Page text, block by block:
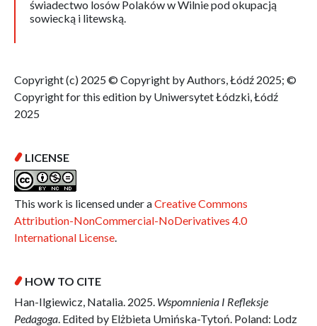
świadectwo losów Polaków w Wilnie pod okupacją
sowiecką i litewską.
Copyright (c) 2025 © Copyright by Authors, Łódź 2025; ©
Copyright for this edition by Uniwersytet Łódzki, Łódź
2025
LICENSE
This work is licensed under aCreative Commons
Attribution-NonCommercial-NoDerivatives 4.0
International License.
HOW TO CITE
Han-Ilgiewicz, Natalia. 2025. Wspomnienia I Refleksje
Pedagoga. Edited by Elżbieta Umińska-Tytoń. Poland: Lodz